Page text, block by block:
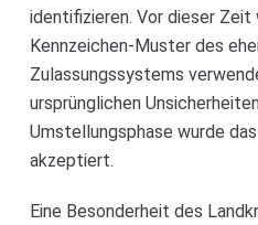
identifizieren. Vor dieser Zeit
Kennzeichen-Muster des
Zulassungssystems
ursprünglichen
Umstellungsphase wurde
akzeptiert.
Eine Besonderheit des